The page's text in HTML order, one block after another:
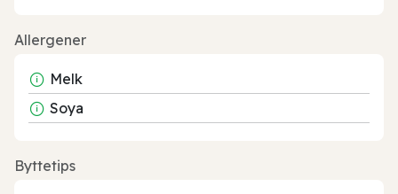
Allergener
Melk
Soya
Byttetips